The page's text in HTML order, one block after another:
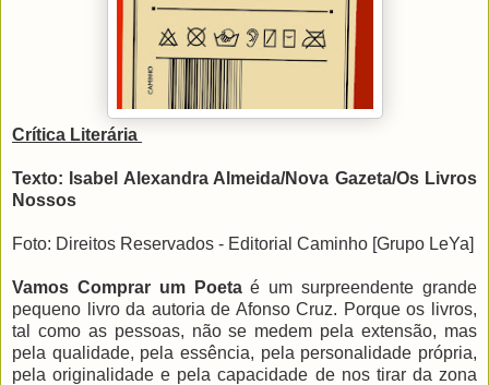
Crítica Literária
Texto: Isabel Alexandra Almeida/Nova Gazeta/Os Livros
Nossos
Foto: Direitos Reservados - Editorial Caminho [Grupo LeYa]
Vamos Comprar um Poetaé um surpreendente grande
pequeno livro da autoria de Afonso Cruz. Porque os livros,
tal como as pessoas, não se medem pela extensão, mas
pela qualidade, pela essência, pela personalidade própria,
pela originalidade e pela capacidade de nos tirar da zona